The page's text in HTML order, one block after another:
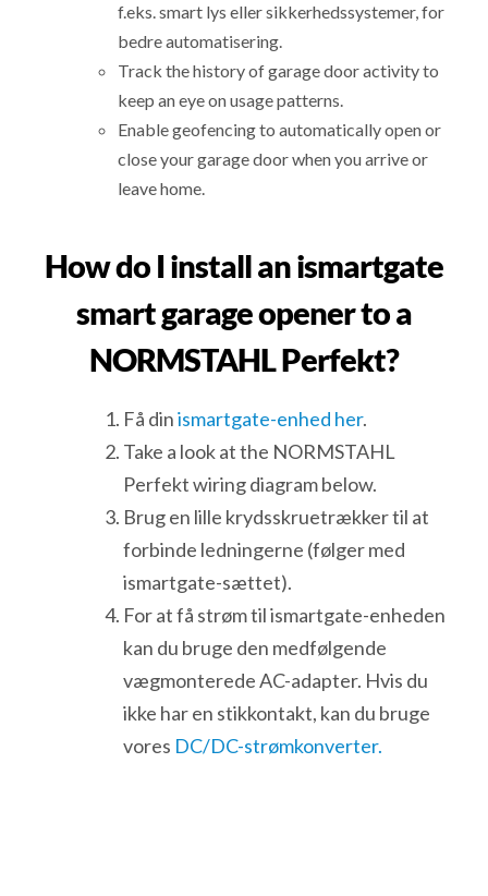
f.eks. smart lys eller sikkerhedssystemer, for
bedre automatisering.
Track the history of garage door activity to
keep an eye on usage patterns.
Enable geofencing to automatically open or
close your garage door when you arrive or
leave home.
How do I install an ismartgate
smart garage opener to a
NORMSTAHL Perfekt?
Få dinismartgate-enhed her.
Take a look at the NORMSTAHL
Perfekt wiring diagram below.
Brug en lille krydsskruetrækker til at
forbinde ledningerne (følger med
ismartgate-sættet).
For at få strøm til ismartgate-enheden
kan du bruge den medfølgende
vægmonterede AC-adapter. Hvis du
ikke har en stikkontakt, kan du bruge
vores DC/DC-strømkonverter.